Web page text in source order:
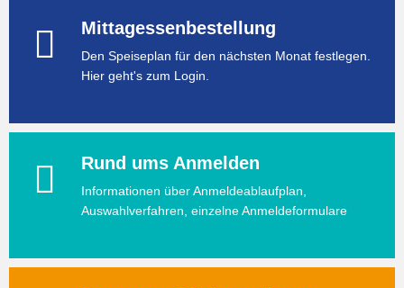
Mittagessenbestellung
Den Speiseplan für den nächsten Monat festlegen.
Hier geht's zum Login.
Rund ums Anmelden
Informationen über Anmeldeablaufplan,
Auswahlverfahren, einzelne Anmeldeformulare